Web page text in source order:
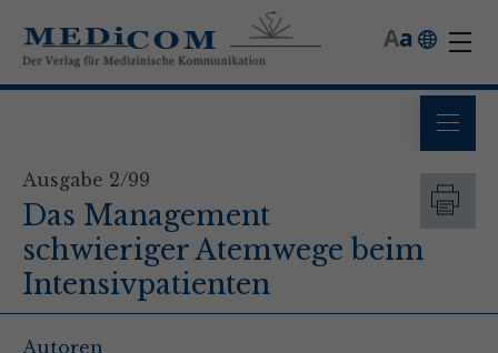
a
A
Ausgabe 2/99
Das Management
schwieriger Atemwege beim
Intensivpatienten
Autoren